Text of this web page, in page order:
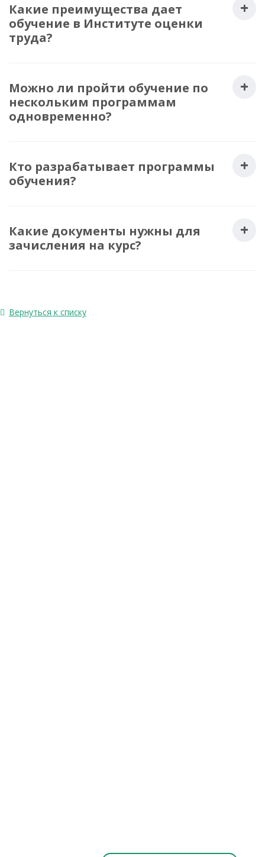
Какие преимущества дает
обучение в Институте оценки
труда?
Можно ли пройти обучение по
нескольким программам
одновременно?
Кто разрабатывает программы
обучения?
Какие документы нужны для
зачисления на курс?
Вернуться к списку